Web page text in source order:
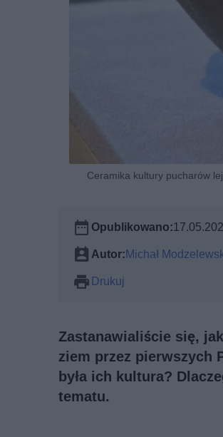
Ceramika kultury pucharów
Opublikowano:
Autor:Michał
Drukuj
Zastanawialiście się,
ziem przez pierwszych
była ich kultura?
tematu.